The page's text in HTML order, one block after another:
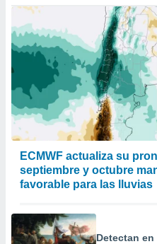
ECMWF actualiza su
septiembre y octubre
favorable para las lluvias
Detectan